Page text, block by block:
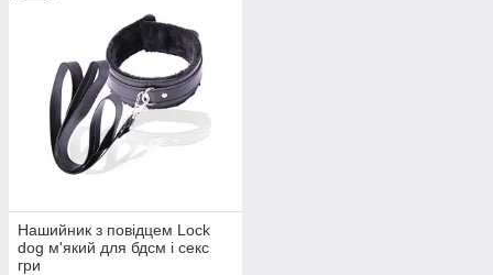
Нашийник з повідцем Lock
dog м'який для бдсм і секс
гри